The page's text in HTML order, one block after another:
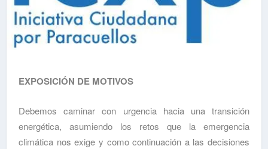
EXPOSICIÓN DE MOTIVOS
Debemos caminar con urgencia hacia una transición
energética, asumiendo los retos que la emergencia
climática nos exige y como continuación a las decisiones